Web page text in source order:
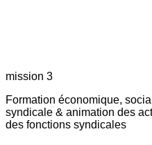
mission 3
Formation économique,
syndicale & animation des
des fonctions syndicales